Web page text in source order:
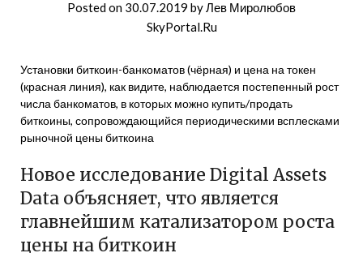
Posted on 30.07.2019 byЛев Миролюбов
SkyPortal.Ru
Установки биткоин-банкоматов (чёрная) и цена на токен
(красная линия), как видите, наблюдается постепенный рост
числа банкоматов, в которых можно купить/продать
биткоины, сопровождающийся периодическими всплесками
рыночной цены биткоина
Новое исследование Digital Assets
Data объясняет, что является
главнейшим катализатором роста
цены на биткоин